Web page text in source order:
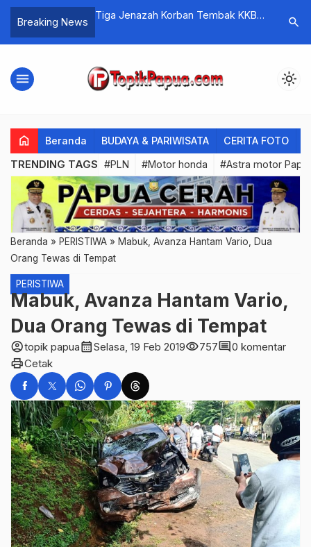
Breaking News
Tiga Jenazah Korban Tembak KKB
Nabire
BTM :
search
menu light_mode
home Beranda BUDAYA & PARIWISATA CERITA FOTO
TRENDING TAGS #PLN #Motor honda #Astra motor
Beranda » PERISTIWA » Mabuk, Avanza Hantam Vario, Dua
Orang Tewas di Tempat
PERISTIWA
Mabuk, Avanza Hantam Vario,
Dua Orang Tewas di Tempat
account_circletopik papuacalendar_monthSelasa, 19 Feb 2019visibility757comment0 komentar
printCetak